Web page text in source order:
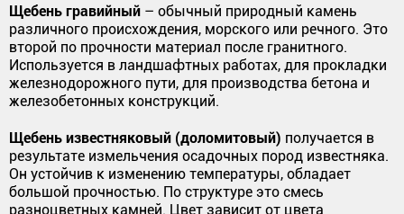
Щебень гравийный – обычный природный камень
различного происхождения, морского или речного. Это
второй по прочности материал после гранитного.
Используется в ландшафтных работах, для прокладки
железнодорожного пути, для производства бетона и
железобетонных конструкций.
Щебень известняковый (доломитовый) получается в
результате измельчения осадочных пород известняка.
Он устойчив к изменению температуры, обладает
большой прочностью. По структуре это смесь
разноцветных камней. Цвет зависит от цвета